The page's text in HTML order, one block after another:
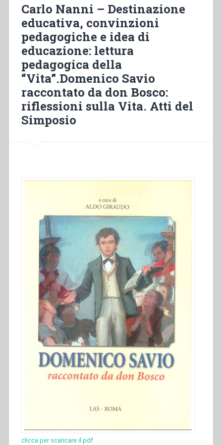
di
Domenico
Savio”
Carlo Nanni – Destinazione
educativa, convinzioni
pedagogiche e idea di
educazione: lettura
pedagogica della
“Vita”.Domenico Savio
raccontato da don Bosco:
riflessioni sulla Vita. Atti del
Simposio
clicca per scaricare il pdf